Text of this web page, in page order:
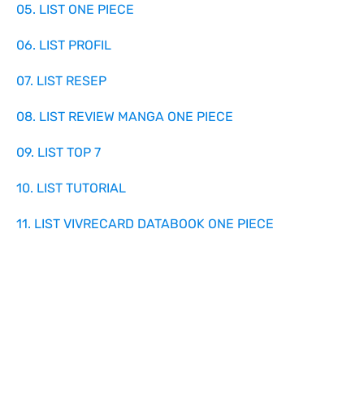
05. LIST ONE PIECE
06. LIST PROFIL
07. LIST RESEP
08. LIST REVIEW MANGA ONE PIECE
09. LIST TOP 7
10. LIST TUTORIAL
11. LIST VIVRECARD DATABOOK ONE PIECE